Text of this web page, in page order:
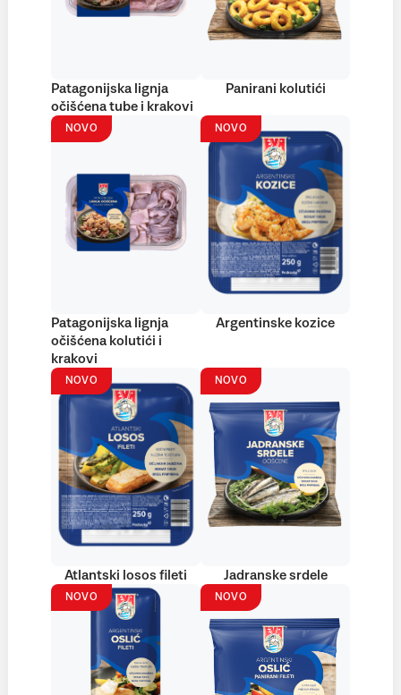
Patagonijska lignja
očišćena tube i krakovi
Panirani kolutići
NOVO
Patagonijska lignja
očišćena kolutići i
krakovi
NOVO
Argentinske kozice
NOVO
Atlantski losos fileti
NOVO
Jadranske srdele
NOVO NOVO